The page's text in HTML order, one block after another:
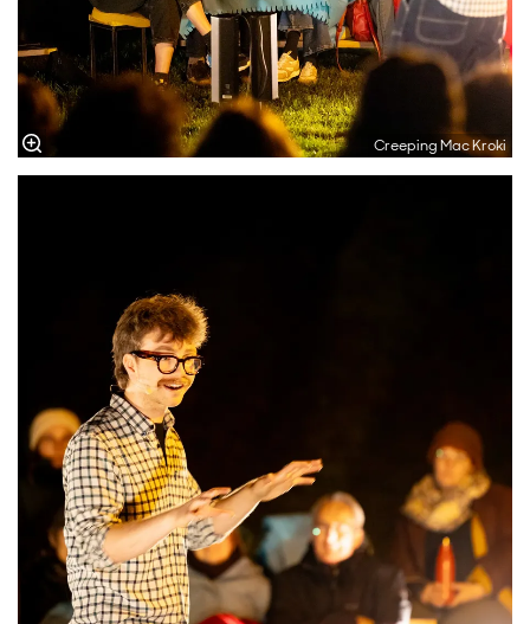
Creeping Mac Kroki